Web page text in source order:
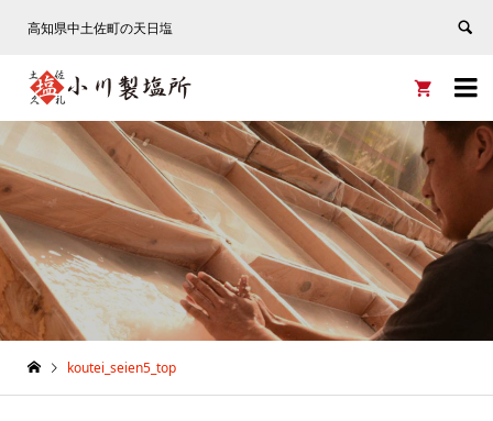
高知県中土佐町の天日塩


koutei_seien5_top